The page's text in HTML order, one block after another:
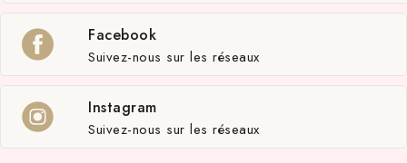
Facebook
Suivez-nous sur les réseaux
Instagram
Suivez-nous sur les réseaux